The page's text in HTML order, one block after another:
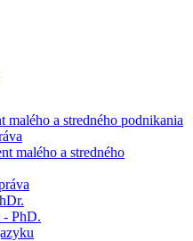
malého a stredného podnikania
malého a stredného
- PhD.